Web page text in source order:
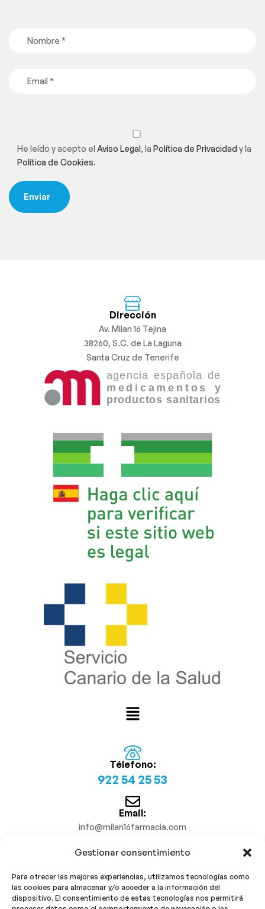
Gestionar consentimiento
Para ofrecer las mejores experiencias, utilizamos tecnologías como
las cookies para almacenar y/o acceder a la información del
dispositivo. El consentimiento de estas tecnologías nos permitirá
He leído y acepto el Aviso Legal, la Política de Privacidady la
Política de Cookies.
Dirección
Av. Milan 16 Tejina
38260, S.C. de La Laguna
Santa Cruz de Tenerife
Télefono:
922 54 25 53
Email:
info@milan16farmacia.com
¡Síguenos!